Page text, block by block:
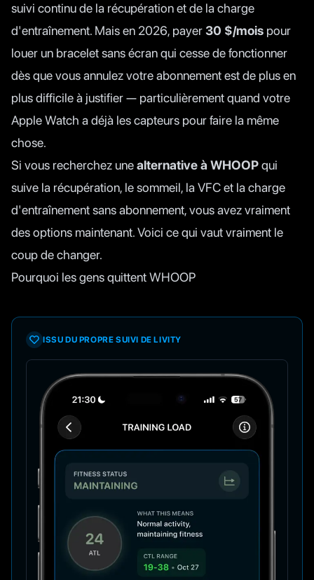
suivi continu de la récupération et de la charge
d'entraînement. Mais en 2026, payer30 $/mois pour
louer un bracelet sans écran qui cesse de fonctionner
dès que vous annulez votre abonnement est de plus en
plus difficile à justifier — particulièrement quand votre
Apple Watch a déjà les capteurs pour faire la même
chose.
Si vous recherchez unealternative à WHOOPqui
suive la récupération, le sommeil, la VFC et la charge
d'entraînement sans abonnement, vous avez vraiment
des options maintenant. Voici ce qui vaut vraiment le
coup de changer.
Pourquoi les gens quittent WHOOP
ISSU DU PROPRE SUIVI DE LIVITY